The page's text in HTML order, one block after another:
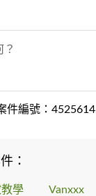
件編號：4525614
：
學 Vanxxx